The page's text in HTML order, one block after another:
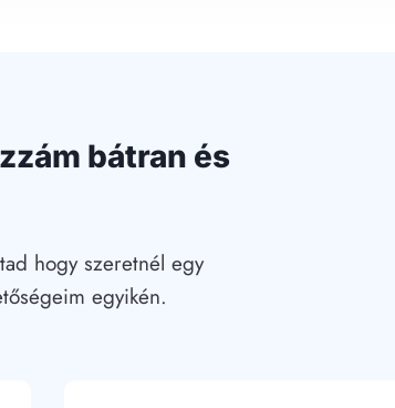
bátran és
hogy szeretnél egy
egyikén.